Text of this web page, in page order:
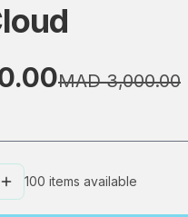
MAD 3,000.00
100 items available